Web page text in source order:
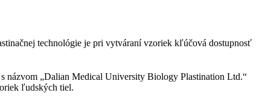
technológie je pri vytváraní vzoriek kľúčová dostupnosť
názvom „Dalian Medical University Biology Plastination Ltd.“
ľudských tiel.